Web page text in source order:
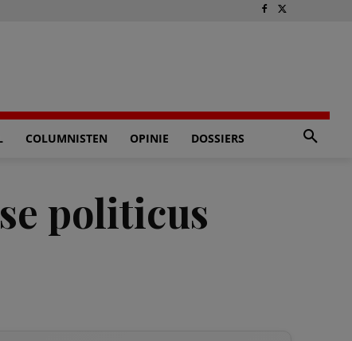
COLUMNISTEN OPINIE DOSSIERS
politicus